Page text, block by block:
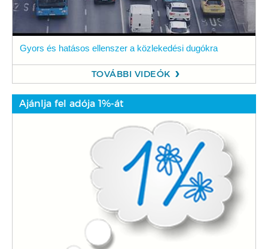
Gyors és hatásos ellenszer a közlekedési dugókra
TOVÁBBI VIDEÓK
Ajánlja fel adója 1%-át